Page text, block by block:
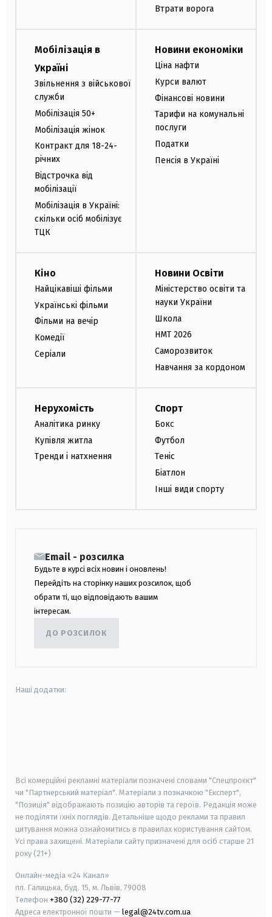
Втрати ворога
Мобілізація в
Україні
Звільнення з військової
служби
Мобілізація 50+
Мобілізація жінок
Контракт для 18-24-
річних
Відстрочка від
мобілізації
Мобілізація в Україні:
скільки осіб мобілізує
ТЦК
Новини економіки
Ціна нафти
Курси валют
Фінансові новини
Тарифи на комунальні
послуги
Податки
Пенсія в Україні
Кіно
Найцікавіші фільми
Українські фільми
Фільми на вечір
Комедії
Серіали
Новини Освіти
Міністерство освіти та
науки України
Школа
НМТ 2026
Саморозвиток
Навчання за кордоном
Нерухомість
Аналітика ринку
Купівля житла
Тренди і натхнення
Спорт
Бокс
Футбол
Теніс
Біатлон
Інші види спорту
Email - розсилка
Будьте в курсі всіх новин і оновлень!
Перейдіть на сторінку наших розсилок, щоб
обрати ті, що відповідають вашим
інтересам.
ДО РОЗСИЛОК
Наші додатки:
Всі комерційні рекламні матеріали позначені словами "Спецпроєкт"
чи "Партнерський матеріал". Матеріали з позначкою "Експерт",
"Позиція" відображають позицію авторів та героїв. Редакція може
не поділяти їхніх поглядів. Детальніше щодо реклами та правил
цитування можна ознайомитись в правилах користування сайтом.
Усі права захищені. Матеріали сайту призначені для осіб старше 21
року (21+)
Онлайн-медіа «24 Канал»
пл. Галицька, буд. 15, м. Львів, 79008
Телефон +380 (32) 229-77-77
Адреса електронної пошти — legal@24tv.com.ua